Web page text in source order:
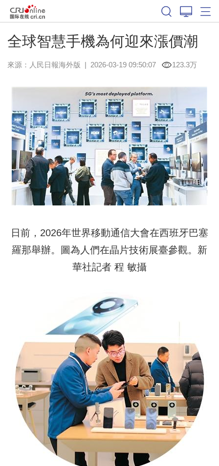
全球智慧手機為何迎來漲價潮
來源： 人民日報海外版 | 2026-03-19 09:50:07 123.3万
日前，2026年世界移動通信大會在西班牙巴塞
羅那舉辦。圖為人們在晶片技術展臺參觀。新
華社記者 程 敏攝